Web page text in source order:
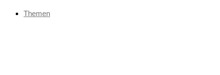
Themen